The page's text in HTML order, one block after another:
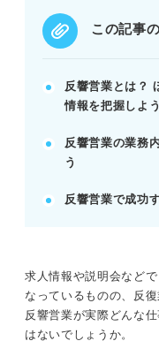
握する。
成約率の高さや
POINT：反響が
められるデメリ
反響営業で成功
顧客の潜在ニー
応募企業の商材
識する。
POINT：論理的
この記事
反響営業とは？
情報を把握しよう
反響営業の業務
う
反響営業で成功
求人情報や説明会など
なっているものの、反
反響営業が実際どんな
はないでしょうか。